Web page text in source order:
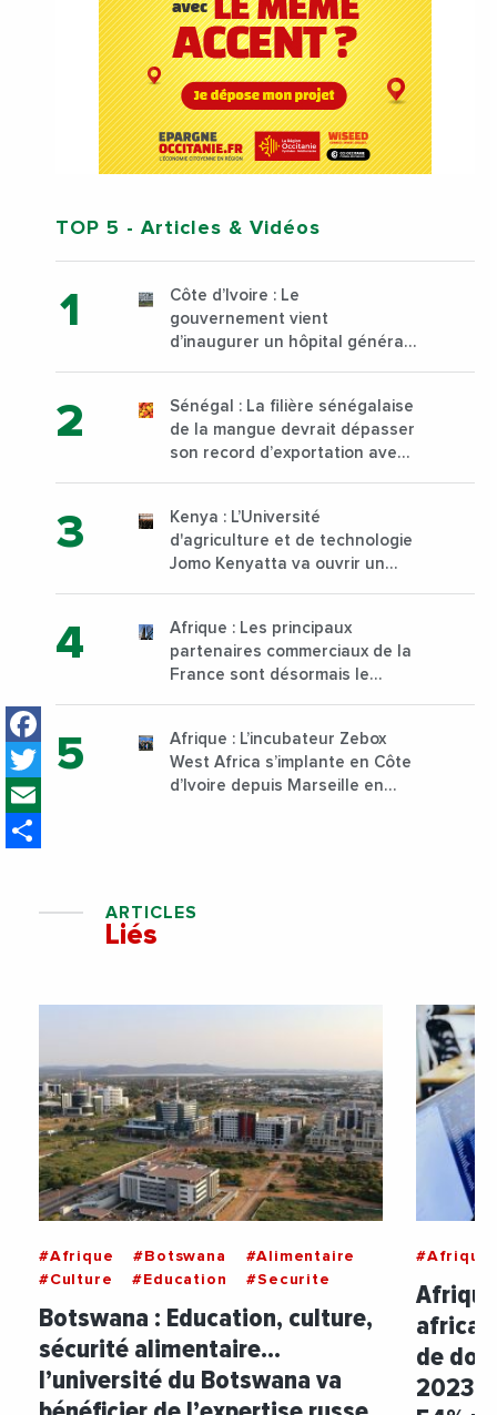
Facebook
Twitter
TOP 5 - Articles & Vidéos
Côte d’Ivoire : Le
gouvernement vient
d’inaugurer un hôpital général
Sénégal : La filière sénégalaise
de la mangue devrait dépasser
son record d’exportation avec
Kenya : L’Université
d'agriculture et de technologie
Jomo Kenyatta va ouvrir un
sur son campus de Karen à
Nairobi dès janvier 2023
Afrique : Les principaux
partenaires commerciaux de la
France sont désormais le
Afrique : L’incubateur Zebox
West Africa s’implante en Côte
d’Ivoire depuis Marseille en
ARTICLES
Liés
#Afrique #Botswana
#Alimentaire
#Culture
#Education #Securite
Botswana : Education, culture,
sécurité alimentaire…
l’université du Botswana va
#Afrique
de
2023,